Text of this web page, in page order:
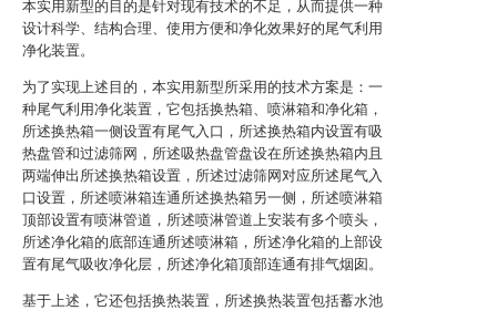
本实用新型的目的是针对现有技术的不足，从而提供一种
设计科学、结构合理、使用方便和净化效果好的尾气利用
净化装置。
为了实现上述目的，本实用新型所采用的技术方案是：一
种尾气利用净化装置，它包括换热箱、喷淋箱和净化箱，
所述换热箱一侧设置有尾气入口，所述换热箱内设置有吸
热盘管和过滤筛网，所述吸热盘管盘设在所述换热箱内且
两端伸出所述换热箱设置，所述过滤筛网对应所述尾气入
口设置，所述喷淋箱连通所述换热箱另一侧，所述喷淋箱
顶部设置有喷淋管道，所述喷淋管道上安装有多个喷头，
所述净化箱的底部连通所述喷淋箱，所述净化箱的上部设
置有尾气吸收净化层，所述净化箱顶部连通有排气烟囱。
基于上述，它还包括换热装置，所述换热装置包括蓄水池